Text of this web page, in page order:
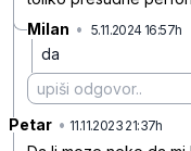
Milan • 5.11.2024 16:57h
da
Petar • 11.11.2023 21:37h